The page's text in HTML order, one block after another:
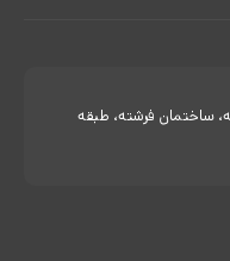
ساختمان فرشته، طبقه